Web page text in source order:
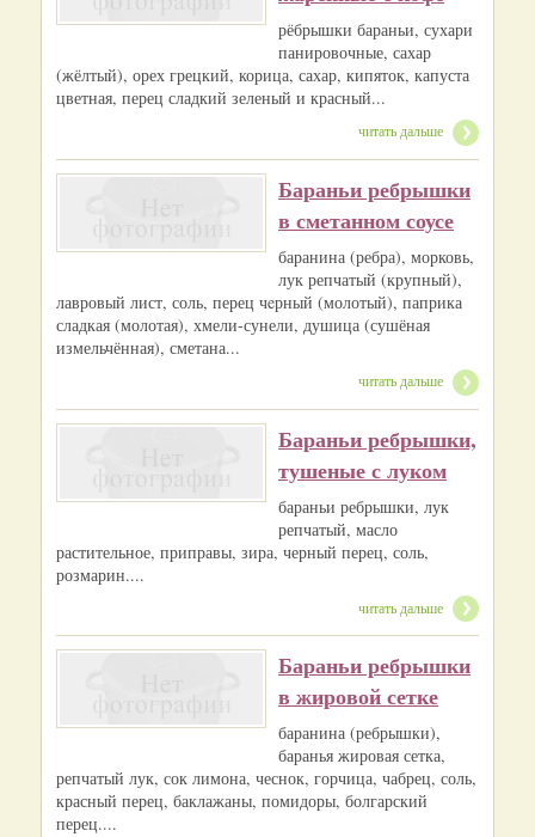
рёбрышки бараньи, сухари
панировочные, сахар
(жёлтый), орех грецкий, корица, сахар, кипяток, капуста
цветная, перец сладкий зеленый и красный...
читать дальше
Бараньи ребрышки
в сметанном соусе
баранина (ребра), морковь,
лук репчатый (крупный),
лавровый лист, соль, перец чeрный (молотый), паприка
сладкая (молотая), хмели-сунели, душица (сушёная
измельчённая), сметана...
читать дальше
Бараньи ребрышки,
тушеные с луком
бараньи ребрышки, лук
репчатый, масло
растительное, приправы, зира, черный перец, соль,
розмарин....
читать дальше
Бараньи ребрышки
в жировой сетке
баранина (ребрышки),
баранья жировая сетка,
репчатый лук, сок лимона, чеснок, горчица, чабрец, соль,
красный перец, баклажаны, помидоры, болгарский
перец....